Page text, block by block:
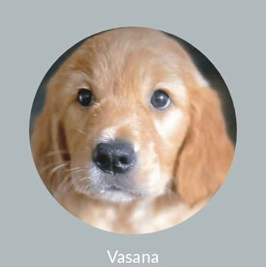
Vasana